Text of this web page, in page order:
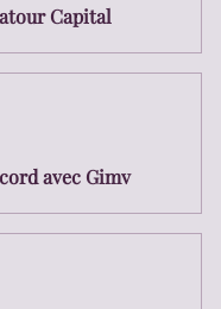
Capital
avec Gimv